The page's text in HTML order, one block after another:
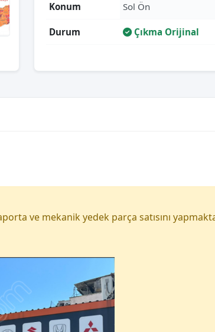
Konum Sol Ön
Durum Çıkma Orijinal
ve mekanik yedek parça satısını